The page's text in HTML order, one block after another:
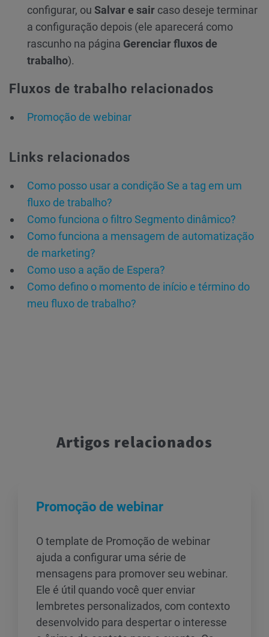
configurar, ou Salvar e sair caso deseje terminar
a configuração depois (ele aparecerá como
rascunho na página Gerenciar fluxos de
trabalho).
Fluxos de trabalho relacionados
Promoção de webinar
Links relacionados
Como posso usar a condição Se a tag em um
fluxo de trabalho?
Como funciona o filtro Segmento dinâmico?
Como funciona a mensagem de automatização
de marketing?
Como uso a ação de Espera?
Como defino o momento de início e término do
meu fluxo de trabalho?
Artigos relacionados
Promoçāo de webinar
O template de Promoção de webinar
ajuda a configurar uma série de
mensagens para promover seu webinar.
Ele é útil quando você quer enviar
lembretes personalizados, com contexto
desenvolvido para despertar o interesse